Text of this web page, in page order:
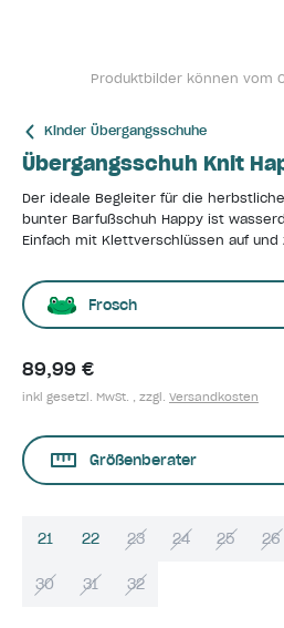
Produktbilder können vom
Kinder Übergangsschuhe
Übergangsschuh Knit
Der ideale Begleiter für die
bunter Barfußschuh Happy ist
Einfach mit Klettverschlüssen auf und
Frosch
89,99 €
inkl gesetzl. MwSt. , zzgl. Versandkosten
Größenberater
21 22 23 24 25 26
30 31 32